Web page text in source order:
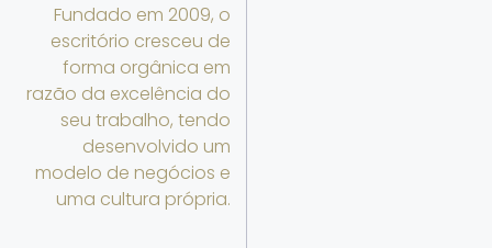
Fundado em 2009, o
escritório cresceu de
forma orgânica em
razão da excelência do
seu trabalho, tendo
desenvolvido um
modelo de negócios e
uma cultura própria.